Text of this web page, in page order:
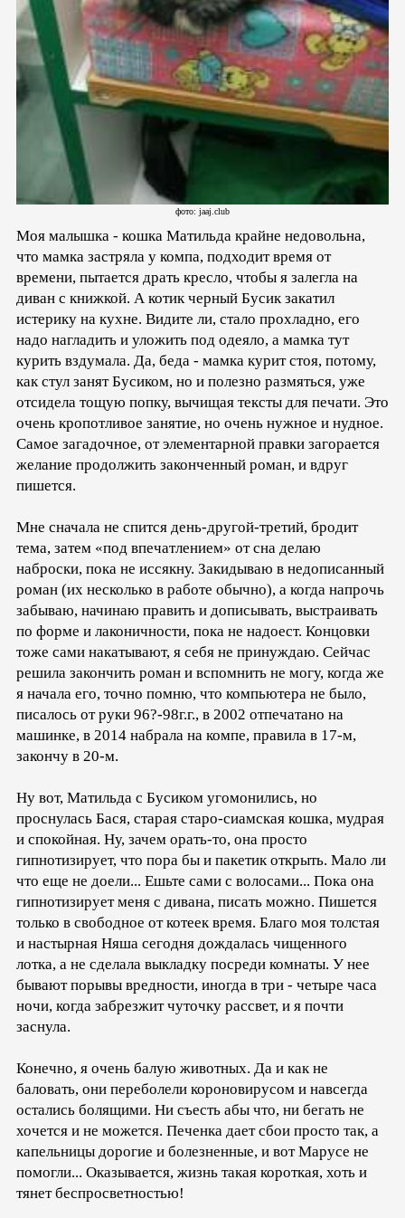
фото: jaaj.club
Моя малышка - кошка Матильда крайне недовольна,
что мамка застряла у компа, подходит время от
времени, пытается драть кресло, чтобы я залегла на
диван с книжкой. А котик черный Бусик закатил
истерику на кухне. Видите ли, стало прохладно, его
надо нагладить и уложить под одеяло, а мамка тут
курить вздумала. Да, беда - мамка курит стоя, потому,
как стул занят Бусиком, но и полезно размяться, уже
отсидела тощую попку, вычищая тексты для печати. Это
очень кропотливое занятие, но очень нужное и нудное.
Самое загадочное, от элементарной правки загорается
желание продолжить законченный роман, и вдруг
пишется.
Мне сначала не спится день-другой-третий, бродит
тема, затем «под впечатлением» от сна делаю
наброски, пока не иссякну. Закидываю в недописанный
роман (их несколько в работе обычно), а когда напрочь
забываю, начинаю править и дописывать, выстраивать
по форме и лаконичности, пока не надоест. Концовки
тоже сами накатывают, я себя не принуждаю. Сейчас
решила закончить роман и вспомнить не могу, когда же
я начала его, точно помню, что компьютера не было,
писалось от руки 96?-98г.г., в 2002 отпечатано на
машинке, в 2014 набрала на компе, правила в 17-м,
закончу в 20-м.
Ну вот, Матильда с Бусиком угомонились, но
проснулась Бася, старая старо-сиамская кошка, мудрая
и спокойная. Ну, зачем орать-то, она просто
гипнотизирует, что пора бы и пакетик открыть. Мало ли
что еще не доели... Ешьте сами с волосами... Пока она
гипнотизирует меня с дивана, писать можно. Пишется
только в свободное от котеек время. Благо моя толстая
и настырная Няша сегодня дождалась чищенного
лотка, а не сделала выкладку посреди комнаты. У нее
бывают порывы вредности, иногда в три - четыре часа
ночи, когда забрезжит чуточку рассвет, и я почти
заснула.
Конечно, я очень балую животных. Да и как не
баловать, они переболели короновирусом и навсегда
остались болящими. Ни съесть абы что, ни бегать не
хочется и не можется. Печенка дает сбои просто так, а
капельницы дорогие и болезненные, и вот Марусе не
помогли... Оказывается, жизнь такая короткая, хоть и
тянет беспросветностью!